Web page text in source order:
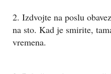
2. Izdvojte na poslu
na sto. Kad je smirite,
vremena.